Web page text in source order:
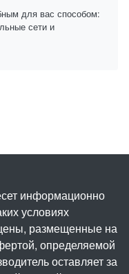
для вас способом:
сети и
информационно
условиях
размещенные на
определяемой
оставляет за